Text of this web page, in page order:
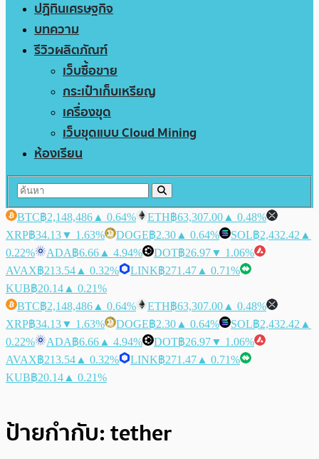
ปฏิทินเศรษฐกิจ
บทความ
รีวิวผลิตภัณฑ์
เว็บซื้อขาย
กระเป๋าเก็บเหรียญ
เครื่องขุด
เว็บขุดแบบ Cloud Mining
ห้องเรียน
BTC฿2,148,486 ▲ 0.64% ETH฿63,307.00 ▲ 0.48%
XRP฿34.13▼ 1.63% DOGE฿2.30 ▲ 0.64% SOL฿2,432.42 ▲
0.22%
ADA฿6.66 ▲ 4.94% DOT฿26.97▼ 1.06%
AVAX฿213.54 ▲ 0.32% LINK฿271.47 ▲ 0.71%
KUB฿20.14 ▲ 0.21%
BTC฿2,148,486 ▲ 0.64% ETH฿63,307.00 ▲ 0.48%
XRP฿34.13▼ 1.63% DOGE฿2.30 ▲ 0.64% SOL฿2,432.42 ▲
0.22%
ADA฿6.66 ▲ 4.94% DOT฿26.97▼ 1.06%
AVAX฿213.54 ▲ 0.32% LINK฿271.47 ▲ 0.71%
KUB฿20.14 ▲ 0.21%
ป้ายกำกับ:tether